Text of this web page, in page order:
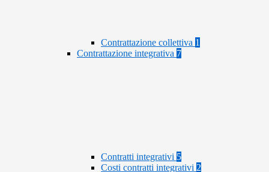
Contrattazione collettiva 1
Contrattazione integrativa 7
Contratti integrativi 5
Costi contratti integrativi 2